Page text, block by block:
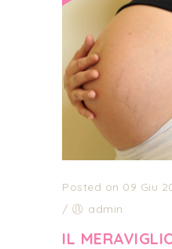
Posted on 09 Giu
/
admin
IL